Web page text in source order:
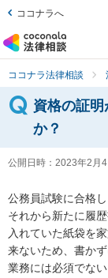
ココナラへ
ココナラ法律相談
資格の証
か？
公開日時： 2023年2月
公務員試験に合格し
それから新たに履
入れていた紙袋を
来ないため、書か
業務には必須でない